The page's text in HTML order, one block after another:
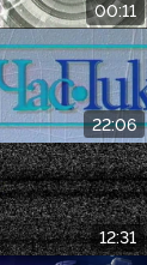
00:11
22:06
12:31